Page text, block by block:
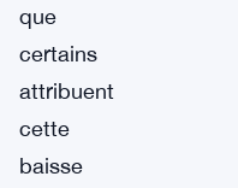
que
certains
attribuent
cette
baisse